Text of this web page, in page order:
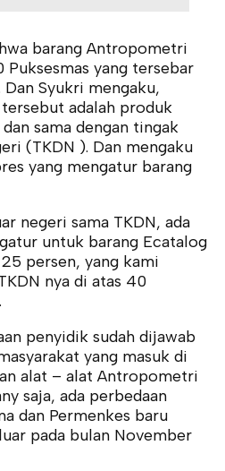
barang Antropometri
yang tersebar
Syukri mengaku,
adalah produk
sama dengan tingak
(TKDN ). Dan mengaku
yang mengatur barang
negeri sama TKDN, ada
untuk barang Ecatalog
persen, yang kami
nya di atas 40
penyidik sudah dijawab
yang masuk di
alat – alat Antropometri
saja, ada perbedaan
dan Permenkes baru
pada bulan November